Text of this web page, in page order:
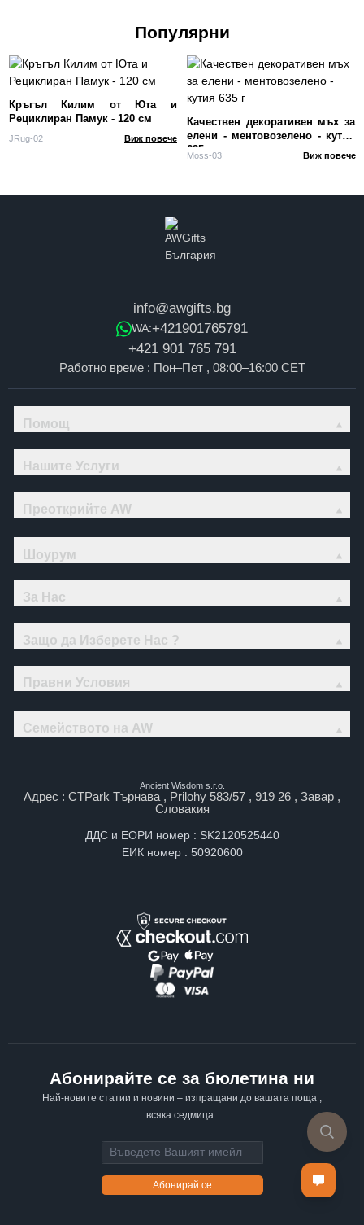
Популярни
Кръгъл Килим от Юта и
Рециклиран Памук - 120 см
JRug-02 Виж повече
Качествен декоративен мъх за
елени - ментовозелено - кутия
635 г
Moss-03 Виж повече
info@awgifts.bg
WA:+421901765791
+421 901 765 791
Работно време : Пон–Пет , 08:00–16:00 CET
Помощ
Нашите Услуги
Преоткрийте AW
Шоурум
За Нас
Защо да Изберете Нас ?
Правни Условия
Семейството на AW
Ancient Wisdom s.r.o.
Адрес : CTPark Търнава , Prilohy 583/57 , 919 26 , Завар ,
Словакия
ДДС и ЕОРИ номер : SK2120525440
ЕИК номер : 50920600
Абонирайте се за бюлетина ни
Най-новите статии и новини – изпращани до вашата поща ,
всяка седмица .
Email address
Абонирай се